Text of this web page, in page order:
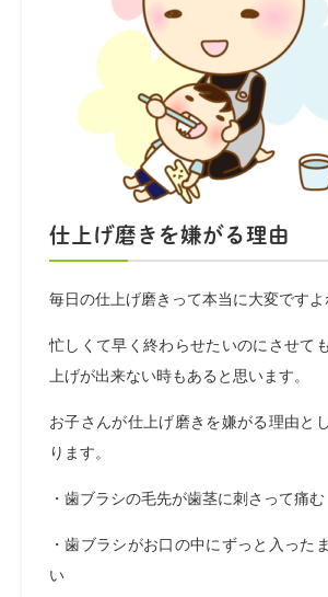
仕上げ磨きを嫌がる理由
毎日の仕上げ磨きって本当に大変ですよ
忙しくて早く終わらせたいのにさせて
上げが出来ない時もあると思います。
お子さんが仕上げ磨きを嫌がる理由と
ります。
・歯ブラシの毛先が歯茎に刺さって痛む
・歯ブラシがお口の中にずっと入った
い